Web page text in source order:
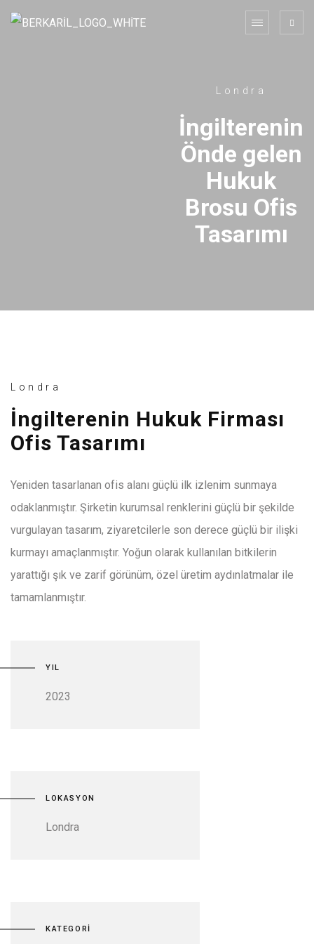
Londra
İngilterenin
Önde gelen
Hukuk
Brosu Ofis
Tasarımı
Londra
İngilterenin Hukuk Firması
Ofis Tasarımı
Yeniden tasarlanan ofis alanı güçlü ilk izlenim sunmaya
odaklanmıştır. Şirketin kurumsal renklerini güçlü bir şekilde
vurgulayan tasarım, ziyaretcilerle son derece güçlü bir ilişki
kurmayı amaçlanmıştır. Yoğun olarak kullanılan bitkilerin
yarattığı şık ve zarif görünüm, özel üretim aydınlatmalar ile
tamamlanmıştır.
YIL
2023
LOKASYON
Londra
KATEGORİ